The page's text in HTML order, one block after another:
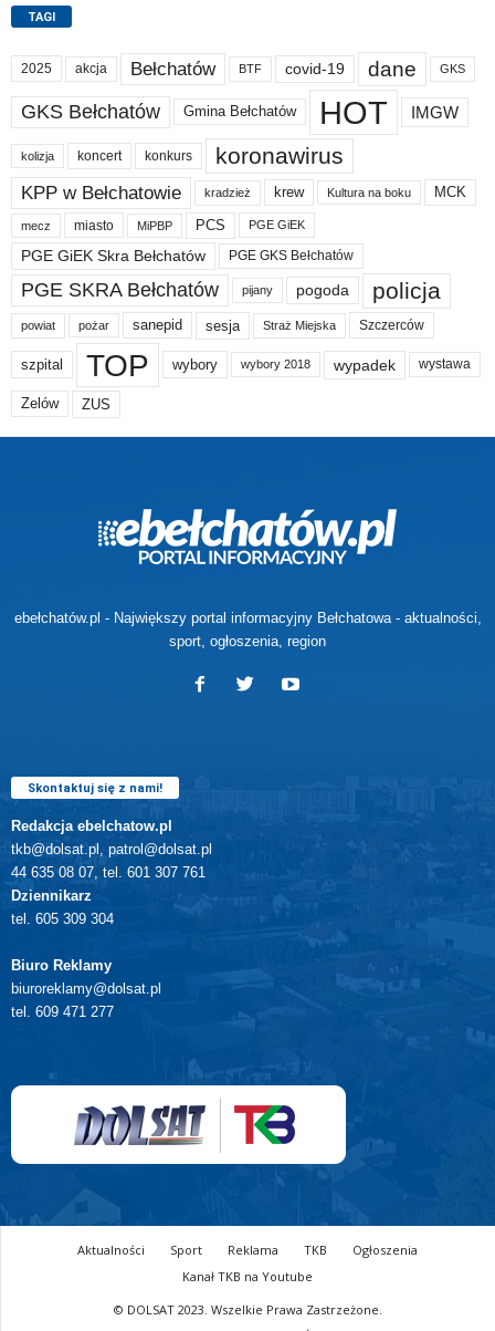
TAGI
2025 akcja Bełchatów BTF covid-19 dane GKS
GKS Bełchatów Gmina Bełchatów HOT IMGW
kolizja koncert konkurs koronawirus
KPP w Bełchatowie kradzież krew Kultura na boku MCK
mecz miasto MiPBP PCS PGE GiEK
PGE GiEK Skra Bełchatów PGE GKS Bełchatów
PGE SKRA Bełchatów pijany pogoda policja
powiat pożar sanepid sesja Straż Miejska Szczerców
szpital TOP wybory wybory 2018 wypadek wystawa
Zelów ZUS
ebełchatów.pl - Największy portal informacyjny Bełchatowa - aktualności,
sport, ogłoszenia, region
Skontaktuj się z nami!
Redakcja ebelchatow.pl
tkb@dolsat.pl, patrol@dolsat.pl
44 635 08 07, tel. 601 307 761
Dziennikarz
tel. 605 309 304
Biuro Reklamy
biuroreklamy@dolsat.pl
tel. 609 471 277
Aktualności Sport Reklama TKB
Ogłoszenia
Kanał TKB na Youtube
© DOLSAT 2023. Wszelkie Prawa Zastrzeżone.